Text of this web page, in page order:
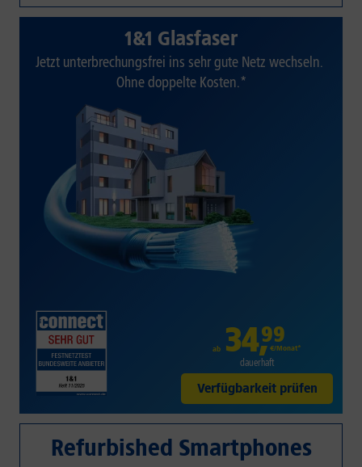
1&1 Glasfaser
Jetzt unterbrechungsfrei ins sehr gute Netz wechseln.
Ohne doppelte Kosten.*
ab 34,99
€/Monat*
dauerhaft
Verfügbarkeit prüfen
Refurbished Smartphones